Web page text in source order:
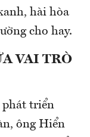
hài hòa
cho hay.
VAI TRÒ
phát triển
ông Hiển